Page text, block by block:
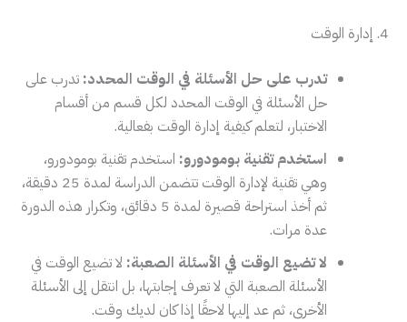
4. إدارة الوقت
تدرب على حل الأسئلة في الوقت المحدد: تدرب على
حل الأسئلة في الوقت المحدد لكل قسم من أقسام
الاختبار، لتعلم كيفية إدارة الوقت بفعالية.
استخدم تقنية بومودورو: استخدم تقنية بومودورو،
وهي تقنية لإدارة الوقت تتضمن الدراسة لمدة 25 دقيقة،
ثم أخذ استراحة قصيرة لمدة 5 دقائق، وتكرار هذه الدورة
عدة مرات.
لا تضيع الوقت في الأسئلة الصعبة: لا تضيع الوقت في
الأسئلة الصعبة التي لا تعرف إجابتها، بل انتقل إلى الأسئلة
الأخرى، ثم عد إليها لاحقًا إذا كان لديك وقت.